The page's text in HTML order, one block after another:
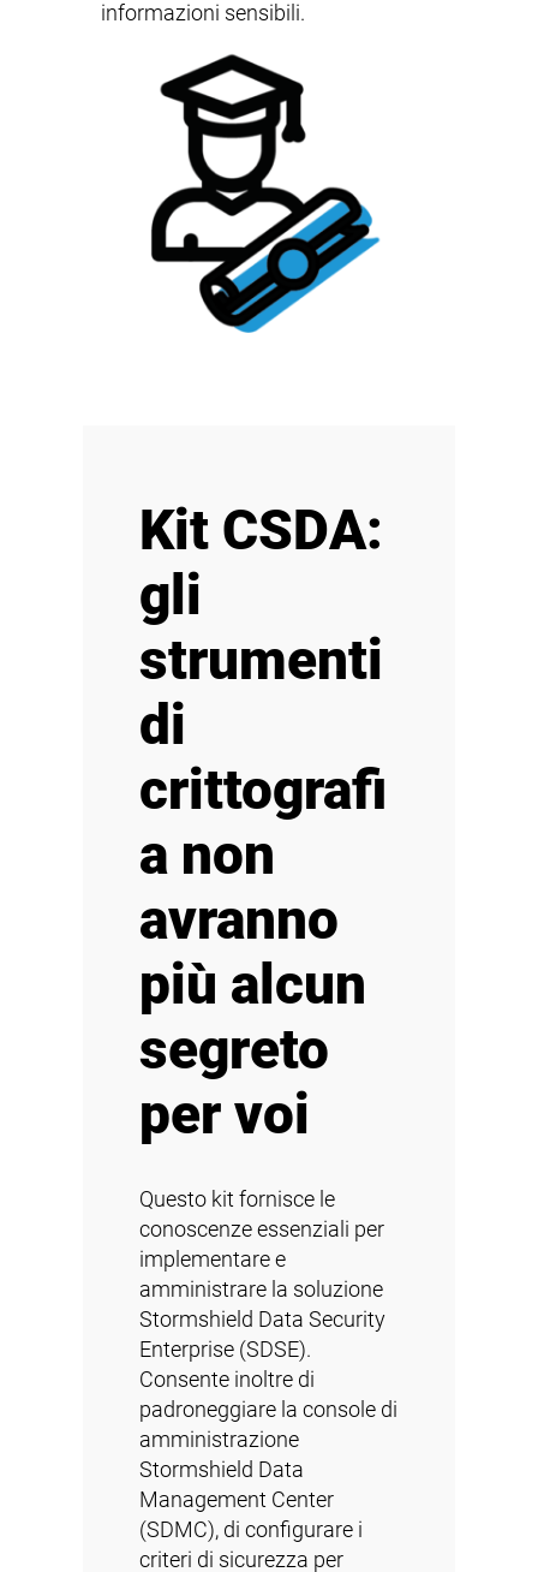
informazioni sensibili.
Kit CSDA:
gli
strumenti
di
crittografi
a non
avranno
più alcun
segreto
per voi
Questo kit fornisce le
conoscenze essenziali per
implementare e
amministrare la soluzione
Stormshield Data Security
Enterprise (SDSE).
Consente inoltre di
padroneggiare la console di
amministrazione
Stormshield Data
Management Center
(SDMC), di configurare i
criteri di sicurezza per